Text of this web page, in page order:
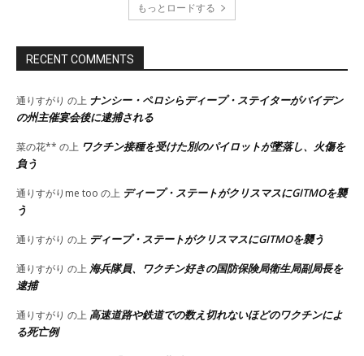
もっとロードする
RECENT COMMENTS
通りすがり の上 ナンシー・ペロシらディープ・ステイターがバイデン
の州主催宴会後に逮捕される
菜の花** の上 ワクチン接種を受けた別のパイロットが墜落し、火傷を
負う
通りすがりme too の上 ディープ・ステートがクリスマスにGITMOを襲
う
通りすがり の上 ディープ・ステートがクリスマスにGITMOを襲う
通りすがり の上 海兵隊員、ワクチン好きの国防保険局衛生局副局長を
逮捕
通りすがり の上 高速道路や鉄道での数え切れないほどのワクチンによ
る死亡例